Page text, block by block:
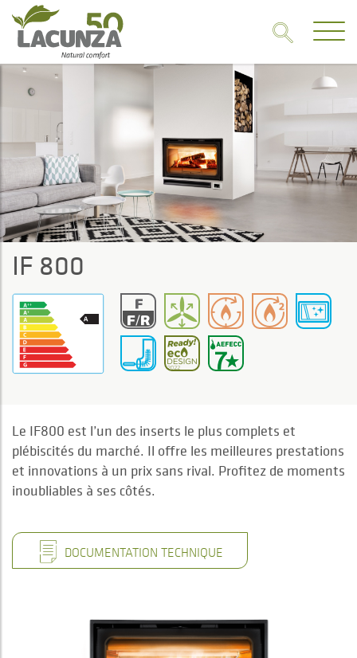
IF 800
Le IF800 est l’un des inserts le plus complets et
plébiscités du marché. Il offre les meilleures prestations
et innovations à un prix sans rival. Profitez de moments
inoubliables à ses côtés.
DOCUMENTATION TECHNIQUE